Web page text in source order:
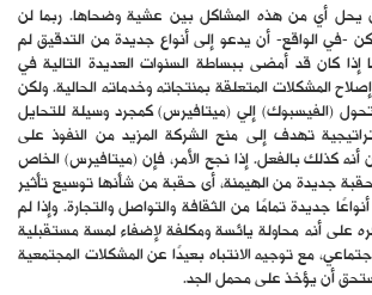
يحل أي من هذه المشاكل بين عشية وضحاها. ربما لن
-في الواقع- أن يدعو إلى أنواع جديدة من التدقيق لم
كان قد أمضى ببساطة السنوات العديدة التالية في
المشكلات المتعلقة بمنتجاته وخدماته الحالية. ولكن
(الفيسبوك) إلي (ميتافيرس) كمجرد وسيلة للتحايل
تهدف إلى منح الشركة المزيد من النفوذ على
أنه كذلك بالفعل. إذا نجح الأمر، فإن (ميتافيرس) الخاص
جديدة من الهيمنة، أى حقبة من شأنها توسيع تأثير
جديدة تمامًا من الثقافة والتواصل والتجارة. وإذا لم
على أنه محاولة يائسة ومكلفة لإضفاء لمسة مستقبلية
مع توجيه الانتباه بعيدًا عن المشكلات المجتمعية
أن يؤخذ على محمل الجد.